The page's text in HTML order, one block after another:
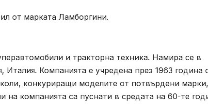
от марката Ламборгини.
и тракторна техника. Намира се в
Италия. Компанията е учредена през 1963 година
конкуриращи моделите от потвърдени марки,
компанията са пуснати в средата на 60-те